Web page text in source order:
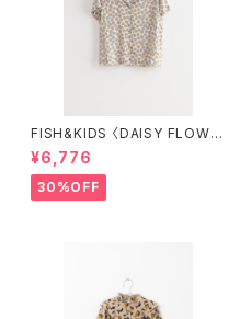
FISH&KIDS 〈DAISY FLOWE
R SHIRT〉
¥6,776
30%OFF